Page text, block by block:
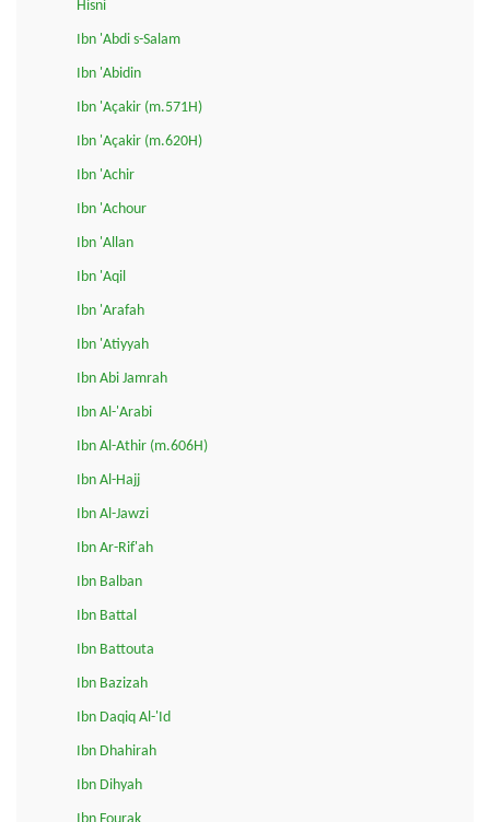
Hisni
Ibn 'Abdi s-Salam
Ibn 'Abidin
Ibn 'Açakir (m.571H)
Ibn 'Açakir (m.620H)
Ibn 'Achir
Ibn 'Achour
Ibn 'Allan
Ibn 'Aqil
Ibn 'Arafah
Ibn 'Atiyyah
Ibn Abi Jamrah
Ibn Al-'Arabi
Ibn Al-Athir (m.606H)
Ibn Al-Hajj
Ibn Al-Jawzi
Ibn Ar-Rif'ah
Ibn Balban
Ibn Battal
Ibn Battouta
Ibn Bazizah
Ibn Daqiq Al-'Id
Ibn Dhahirah
Ibn Dihyah